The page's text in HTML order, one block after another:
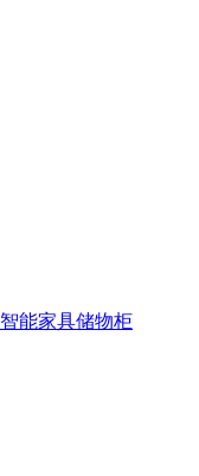
智能家具储物柜